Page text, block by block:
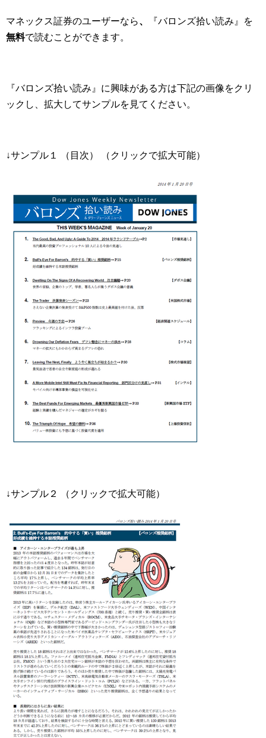
マネックス証券のユーザーなら、
『バロンズ拾い読み』を
無料で読むことができます。
『バロンズ拾い読み』に興味がある方は下記の画像をクリ
ックし、拡大してサンプルを見てください。
↓サンプル１ （目次） （クリックで拡大可能）
↓サンプル２ （クリックで拡大可能）